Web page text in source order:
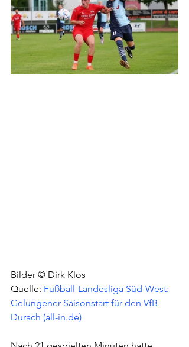
Bilder © Dirk Klos
Quelle: Fußball-Landesliga Süd-West:
Gelungener Saisonstart für den VfB
Durach (all-in.de)